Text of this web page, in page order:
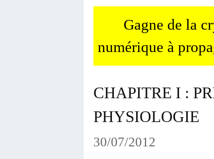
Gagne de la
numérique à
CHAPITRE I :
PHYSIOLOGIE
30/07/2012